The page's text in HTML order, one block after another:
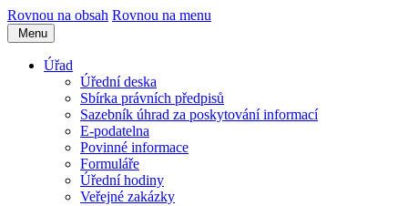
Rovnou na obsah Rovnou na menu
Menu
Úřad
Úřední deska
Sbírka právních předpisů
Sazebník úhrad za poskytování informací
E-podatelna
Povinné informace
Formuláře
Úřední hodiny
Veřejné zakázky